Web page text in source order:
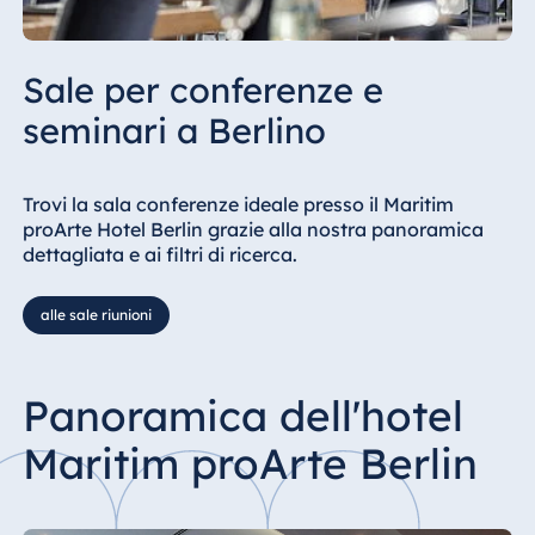
Sale per conferenze e
seminari a Berlino
Trovi la sala conferenze ideale presso il Maritim
proArte Hotel Berlin grazie alla nostra panoramica
dettagliata e ai filtri di ricerca.
alle sale riunioni
Panoramica dell'hotel
Maritim proArte Berlin